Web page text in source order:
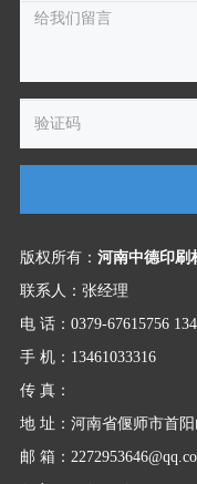
版权所有： 河南中德印刷
联系人：张经理
电 话：0379-67615756
手 机：13461033316
传 真：
地 址：河南省偃师市首
邮 箱：